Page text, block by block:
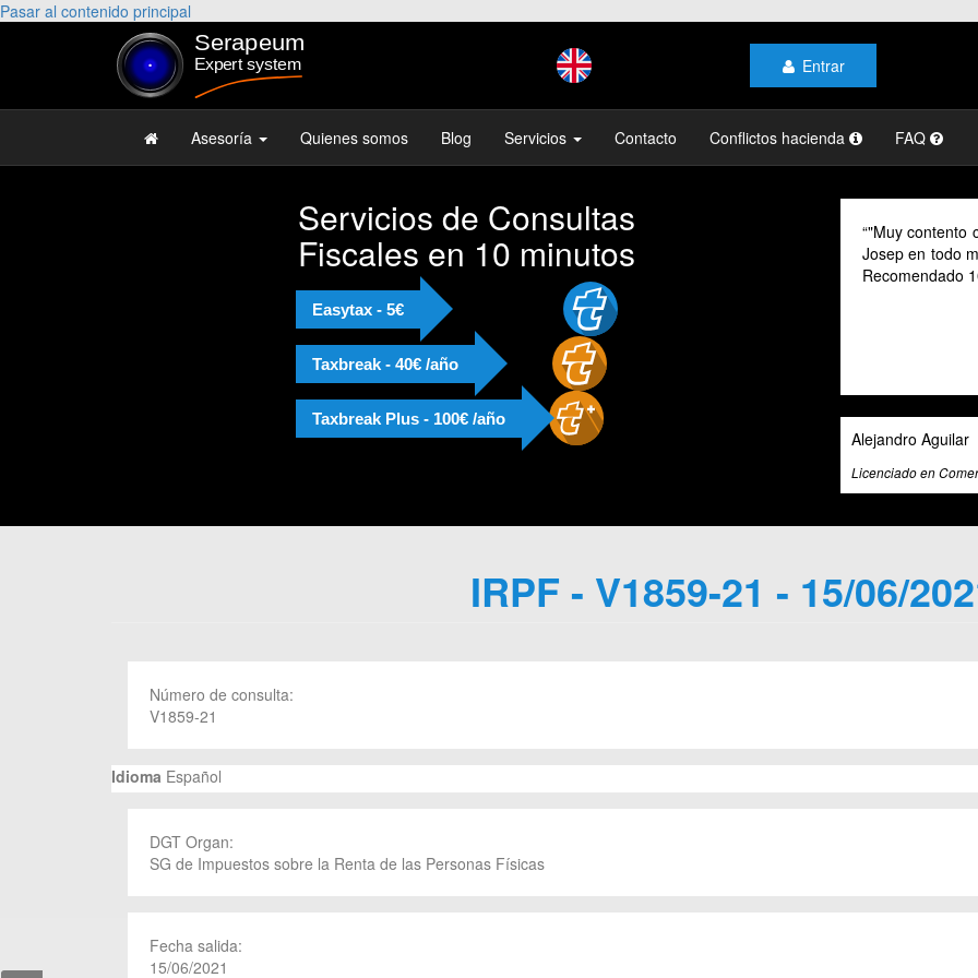
Pasar al contenido principal
Entrar
Asesoría Quienes somos Blog Servicios Contacto Conflictos hacienda FAQ
Servicios de Consultas
Fiscales en 10 minutos
Easytax - 5€
Taxbreak - 40€ /año
Taxbreak Plus - 100€ /año
"Muy contento
Josep en todo
Recomendado
Alejandro Aguilar
Licenciado en
IRPF - V1859-21 - 15/06/
Número de consulta:
V1859-21
Idioma Español
DGT Organ:
SG de Impuestos sobre la Renta de las Personas Físicas
Fecha salida:
15/06/2021